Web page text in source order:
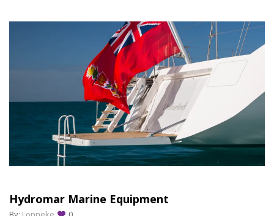
Hydromar Marine Equipment